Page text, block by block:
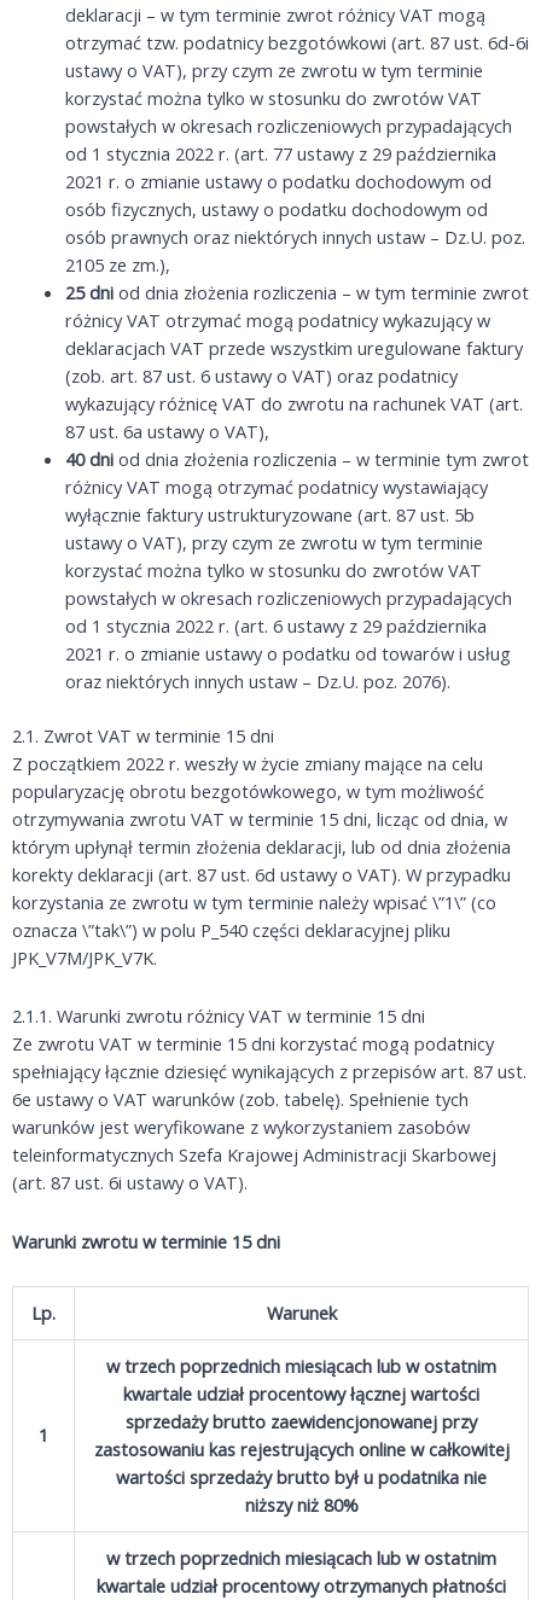
deklaracji – w tym terminie zwrot różnicy VAT mogą
otrzymać tzw. podatnicy bezgotówkowi (art. 87 ust. 6d-6i
ustawy o VAT), przy czym ze zwrotu w tym terminie
korzystać można tylko w stosunku do zwrotów VAT
powstałych w okresach rozliczeniowych przypadających
od 1 stycznia 2022 r. (art. 77 ustawy z 29 października
2021 r. o zmianie ustawy o podatku dochodowym od
osób fizycznych, ustawy o podatku dochodowym od
osób prawnych oraz niektórych innych ustaw – Dz.U. poz.
2105 ze zm.),
25 dniod dnia złożenia rozliczenia – w tym terminie zwrot
różnicy VAT otrzymać mogą podatnicy wykazujący w
deklaracjach VAT przede wszystkim uregulowane faktury
(zob. art. 87 ust. 6 ustawy o VAT) oraz podatnicy
wykazujący różnicę VAT do zwrotu na rachunek VAT (art.
87 ust. 6a ustawy o VAT),
40 dniod dnia złożenia rozliczenia – w terminie tym zwrot
różnicy VAT mogą otrzymać podatnicy wystawiający
wyłącznie faktury ustrukturyzowane (art. 87 ust. 5b
ustawy o VAT), przy czym ze zwrotu w tym terminie
korzystać można tylko w stosunku do zwrotów VAT
powstałych w okresach rozliczeniowych przypadających
od 1 stycznia 2022 r. (art. 6 ustawy z 29 października
2021 r. o zmianie ustawy o podatku od towarów i usług
oraz niektórych innych ustaw – Dz.U. poz. 2076).
2.1. Zwrot VAT w terminie 15 dni
Z początkiem 2022 r. weszły w życie zmiany mające na celu
popularyzację obrotu bezgotówkowego, w tym możliwość
otrzymywania zwrotu VAT w terminie 15 dni, licząc od dnia, w
którym upłynął termin złożenia deklaracji, lub od dnia złożenia
korekty deklaracji (art. 87 ust. 6d ustawy o VAT). W przypadku
korzystania ze zwrotu w tym terminie należy wpisać \”1\” (co
oznacza \”tak\”) w polu P_540 części deklaracyjnej pliku
JPK_V7M/JPK_V7K.
2.1.1. Warunki zwrotu różnicy VAT w terminie 15 dni
Ze zwrotu VAT w terminie 15 dni korzystać mogą podatnicy
spełniający łącznie dziesięć wynikających z przepisów art. 87 ust.
6e ustawy o VAT warunków (zob. tabelę). Spełnienie tych
warunków jest weryfikowane z wykorzystaniem zasobów
teleinformatycznych Szefa Krajowej Administracji Skarbowej
(art. 87 ust. 6i ustawy o VAT).
Warunki zwrotu w terminie 15 dni
Lp. Warunek
1
w trzech poprzednich miesiącach lub w ostatnim
kwartale udział procentowy łącznej wartości
sprzedaży brutto zaewidencjonowanej przy
zastosowaniu kas rejestrujących online w całkowitej
wartości sprzedaży brutto był u podatnika nie
niższy niż 80%
w trzech poprzednich miesiącach lub w ostatnim
kwartale udział procentowy otrzymanych płatności